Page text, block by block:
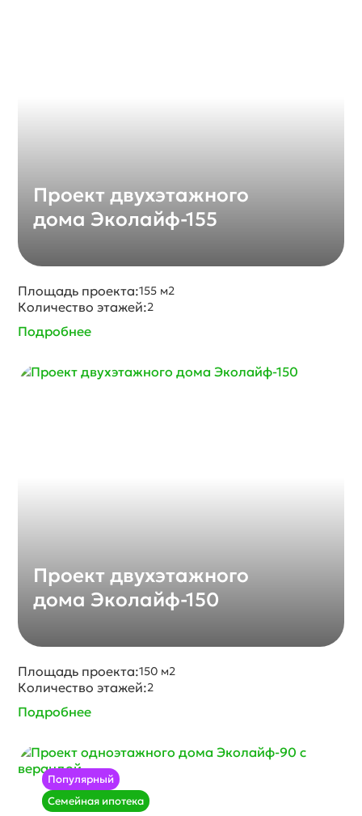
Проект двухэтажного
дома Эколайф-155
Площадь проекта:155 м2
Количество этажей:2
Подробнее
Проект двухэтажного
дома Эколайф-150
Площадь проекта:150 м2
Количество этажей:2
Подробнее
Популярный
Семейная ипотека